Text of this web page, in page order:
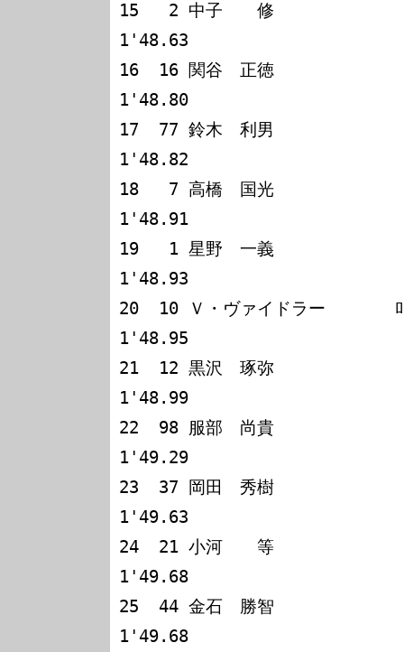
15   2 中子　　修             ﾛｰ
1'48.63
16  16 関谷　正徳             ﾛ
1'48.80
17  77 鈴木　利男             ﾛ
1'48.82
18   7 高橋　国光             ﾛｰ
1'48.91
19   1 星野　一義             ﾛｰ
1'48.93
20  10 Ｖ・ヴァイドラー       ﾛ
1'48.95
21  12 黒沢　琢弥             ﾗ
1'48.99
22  98 服部　尚貴             ﾛ
1'49.29
23  37 岡田　秀樹             ﾛ
1'49.63
24  21 小河　　等             ﾛ
1'49.68
25  44 金石　勝智             ﾛ
1'49.68